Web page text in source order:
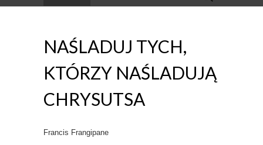
NAŚLADUJ TYCH,
KTÓRZY NAŚLADUJĄ
CHRYSUTSA
Francis Frangipane